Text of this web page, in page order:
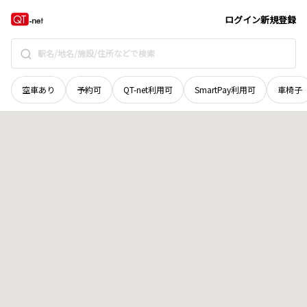
ログイン新規登録
空車あり 予約可 QT-net利用可 SmartPay利用可 車椅子
山口県